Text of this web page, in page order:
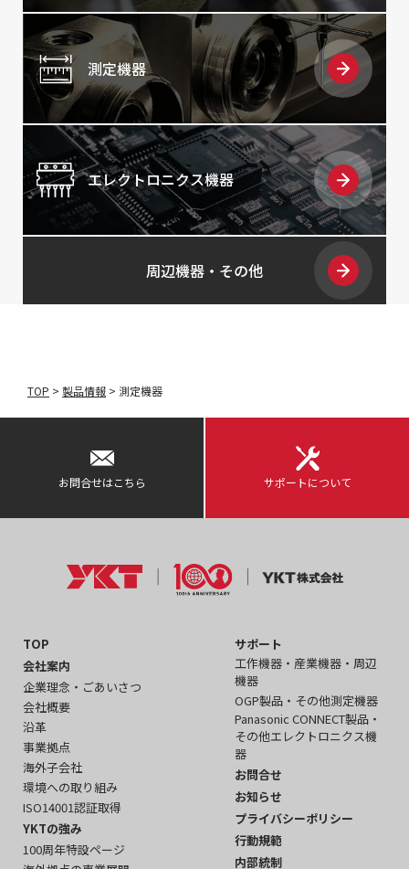
測定機器
エレクトロニクス機器
周辺機器・その他
TOP > 製品情報 > 測定機器
お問合せはこちら サポートについて
TOP
会社案内
企業理念・ごあいさつ
会社概要
沿革
事業拠点
海外子会社
環境への取り組み
ISO14001認証取得
YKTの強み
100周年特設ページ
サポート
工作機器・産業機器・周辺
機器
OGP製品・その他測定機器
Panasonic CONNECT製品・
その他エレクトロニクス機
器
お問合せ
お知らせ
プライバシーポリシー
行動規範
内部統制